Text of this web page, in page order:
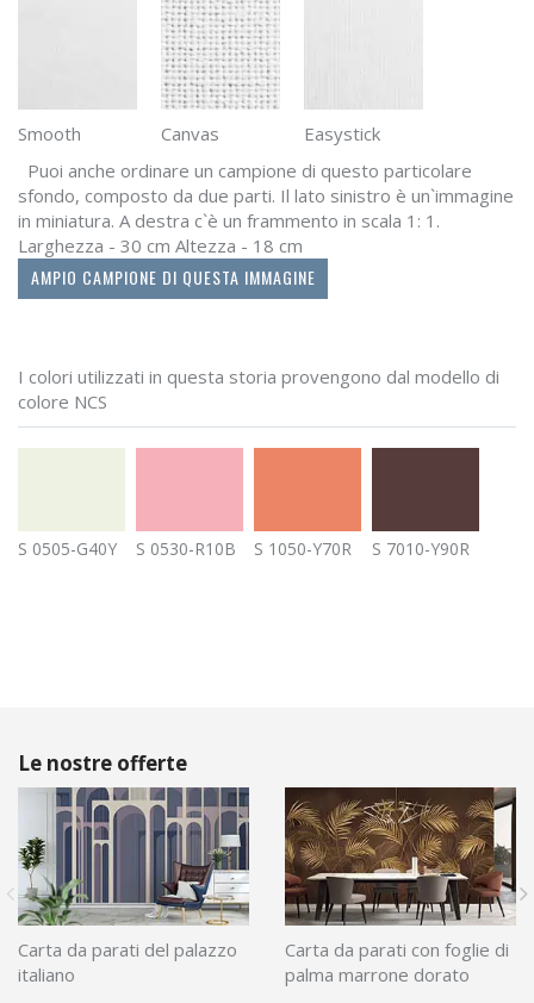
Smooth Canvas
Easystick
Puoi anche ordinare un campione di questo particolare
sfondo, composto da due parti. Il lato sinistro è un`immagine
in miniatura. A destra c`è un frammento in scala 1: 1.
Larghezza - 30 cm Altezza - 18 cm
AMPIO CAMPIONE DI QUESTA IMMAGINE
I colori utilizzati in questa storia provengono dal modello di
colore NCS
S 0505-G40Y S 0530-R10B S 1050-Y70R S 7010-Y90R
Le nostre offerte
Carta da parati del palazzo
italiano
Carta da parati con foglie di
palma marrone dorato